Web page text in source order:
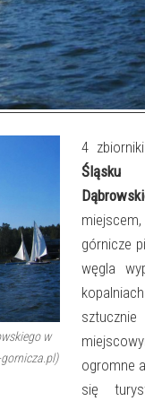
w
4
Śląsku
górnicze
węgla
ogromne
się